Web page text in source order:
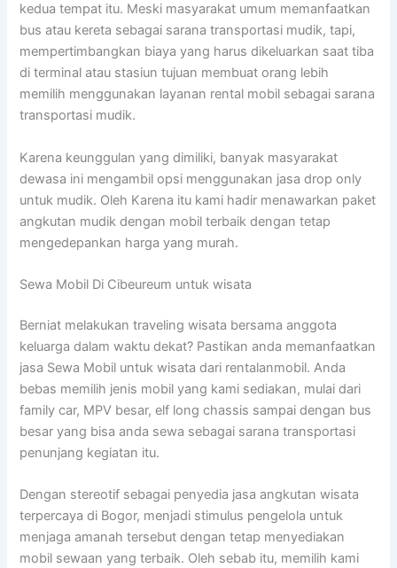
kedua tempat itu. Meski masyarakat umum memanfaatkan
bus atau kereta sebagai sarana transportasi mudik, tapi,
mempertimbangkan biaya yang harus dikeluarkan saat tiba
di terminal atau stasiun tujuan membuat orang lebih
memilih menggunakan layanan rental mobil sebagai sarana
transportasi mudik.
Karena keunggulan yang dimiliki, banyak masyarakat
dewasa ini mengambil opsi menggunakan jasa drop only
untuk mudik. Oleh Karena itu kami hadir menawarkan paket
angkutan mudik dengan mobil terbaik dengan tetap
mengedepankan harga yang murah.
Sewa Mobil Di Cibeureum untuk wisata
Berniat melakukan traveling wisata bersama anggota
keluarga dalam waktu dekat? Pastikan anda memanfaatkan
jasa Sewa Mobil untuk wisata dari rentalanmobil. Anda
bebas memilih jenis mobil yang kami sediakan, mulai dari
family car, MPV besar, elf long chassis sampai dengan bus
besar yang bisa anda sewa sebagai sarana transportasi
penunjang kegiatan itu.
Dengan stereotif sebagai penyedia jasa angkutan wisata
terpercaya di Bogor, menjadi stimulus pengelola untuk
menjaga amanah tersebut dengan tetap menyediakan
mobil sewaan yang terbaik. Oleh sebab itu, memilih kami